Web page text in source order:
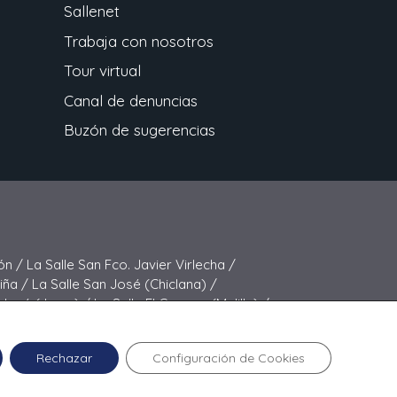
Sallenet
Trabaja con nosotros
Tour virtual
Canal de denuncias
Buzón de sugerencias
/ La Salle San Fco. Javier Virlecha /
/ La Salle San José (Chiclana) /
José (Jerez) /La Salle El Carmen (Melilla) /
© 2024 La Salle Santa Natalia.
Rechazar Configuración de Cookies